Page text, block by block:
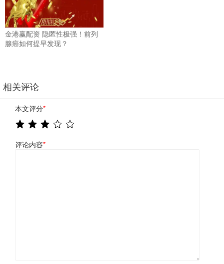
金港赢配资 隐匿性极强！前列
腺癌如何提早发现？
相关评论
本文评分*
评论内容*